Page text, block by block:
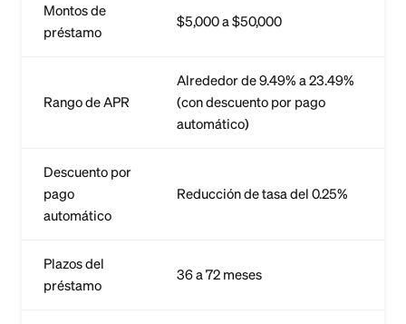
Montos de
préstamo
$5,000 a $50,000
Rango de APR
Alrededor de 9.49% a 23.49%
(con descuento por pago
automático)
Descuento por
pago
automático
Reducción de tasa del 0.25%
Plazos del
préstamo
36 a 72 meses